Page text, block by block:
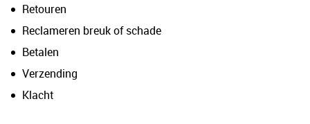
Retouren
Reclameren breuk of schade
Betalen
Verzending
Klacht